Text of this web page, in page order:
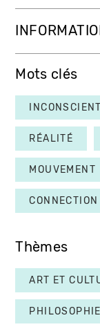
Mots clés
INCONSCIENT
RÉALITÉ
MOUVEMENT
CONNECTION
Thèmes
ART ET
PHILOSOPHIE